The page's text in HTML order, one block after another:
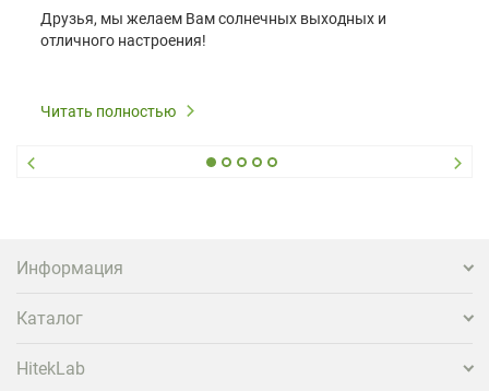
Друзья, мы желаем Вам солнечных выходных и
отличного настроения!
Читать полностью
Информация
Каталог
HitekLab